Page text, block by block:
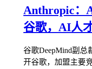
Anthropic：
谷歌，AI人
谷歌DeepMind副总
开谷歌，加盟主要